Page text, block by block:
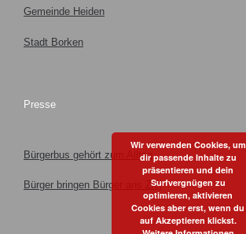
Gemeinde Heiden
Stadt Borken
Presse
Bürgerbus gehört zum Alltag
Bürger bringen Bürger ans Ziel
Wir verwenden Cookies, um
dir passende Inhalte zu
präsentieren und dein
Surfvergnügen zu
optimieren, aktivieren
Cookies aber erst, wenn du
auf Akzeptieren klickst.